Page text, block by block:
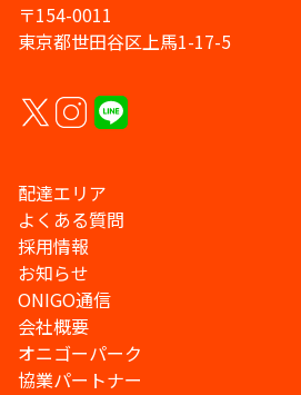
〒154-0011
東京都世田谷区上馬1-17-5
配達エリア
よくある質問
採用情報
お知らせ
ONIGO通信
会社概要
オニゴーパーク
協業パートナー